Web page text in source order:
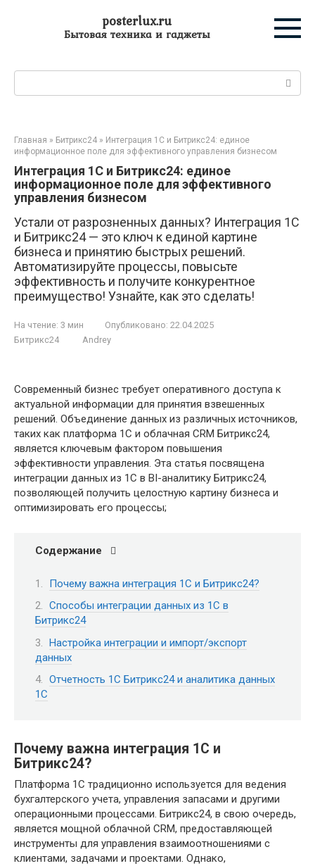
posterlux.ru
Бытовая техника и гаджеты
Главная » Битрикс24 » Интеграция 1С и Битрикс24: единое
информационное поле для эффективного управления бизнесом
Интеграция 1С и Битрикс24: единое
информационное поле для эффективного
управления бизнесом
Устали от разрозненных данных? Интеграция 1С
и Битрикс24 — это ключ к единой картине
бизнеса и принятию быстрых решений.
Автоматизируйте процессы, повысьте
эффективность и получите конкурентное
преимущество! Узнайте, как это сделать!
На чтение: 3 мин Опубликовано: 22.04.2025
Битрикс24
Andrey
Современный бизнес требует оперативного доступа к
актуальной информации для принятия взвешенных
решений. Объединение данных из различных источников,
таких как платформа 1С и облачная CRM Битрикс24,
является ключевым фактором повышения
эффективности управления. Эта статья посвящена
интеграции данных из 1С в BI-аналитику Битрикс24,
позволяющей получить целостную картину бизнеса и
оптимизировать его процессы;
Содержание
Почему важна интеграция 1С и Битрикс24?
Способы интеграции данных из 1С в
Битрикс24
Настройка интеграции и импорт/экспорт
данных
Отчетность 1С Битрикс24 и аналитика данных
1С
Почему важна интеграция 1С и
Битрикс24?
Платформа 1С традиционно используется для ведения
бухгалтерского учета, управления запасами и другими
операционными процессами. Битрикс24, в свою очередь,
является мощной облачной CRM, предоставляющей
инструменты для управления взаимоотношениями с
клиентами, задачами и проектами. Однако,